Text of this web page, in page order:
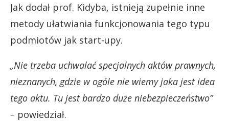
Jak dodał prof. Kidyba, istnieją zupełnie inne
metody ułatwiania funkcjonowania tego typu
podmiotów jak start-upy.
„Nie trzeba uchwalać specjalnych aktów prawnych,
nieznanych, gdzie w ogóle nie wiemy jaka jest idea
tego aktu. Tu jest bardzo duże niebezpieczeństwo”
– powiedział.